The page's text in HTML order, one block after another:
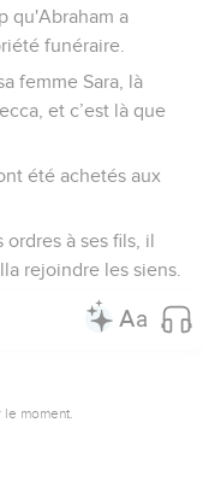
qu'Abraham a
funéraire.
femme Sara, là
et c’est là que
été achetés aux
à ses fils, il
rejoindre les siens.
moment.